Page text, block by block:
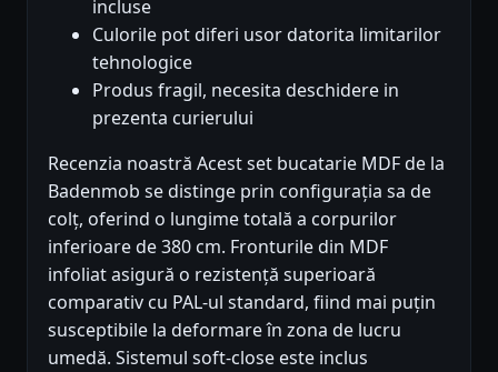
incluse
Culorile pot diferi usor datorita limitarilor
tehnologice
Produs fragil, necesita deschidere in
prezenta curierului
Recenzia noastră Acest set bucatarie MDF de la
Badenmob se distinge prin configurația sa de
colț, oferind o lungime totală a corpurilor
inferioare de 380 cm. Fronturile din MDF
infoliat asigură o rezistență superioară
comparativ cu PAL-ul standard, fiind mai puțin
susceptibile la deformare în zona de lucru
umedă. Sistemul soft-close este inclus